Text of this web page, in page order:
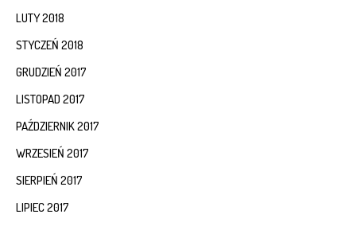
LUTY 2018
STYCZEŃ 2018
GRUDZIEŃ 2017
LISTOPAD 2017
PAŹDZIERNIK 2017
WRZESIEŃ 2017
SIERPIEŃ 2017
LIPIEC 2017